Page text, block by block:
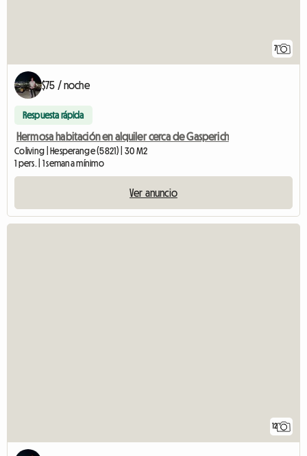
7
$75 / noche
Respuesta rápida
Hermosa habitación en alquiler cerca de Gasperich
Coliving | Hesperange (5821) | 30 M2
1 pers. | 1 semana mínimo
Ver anuncio
12